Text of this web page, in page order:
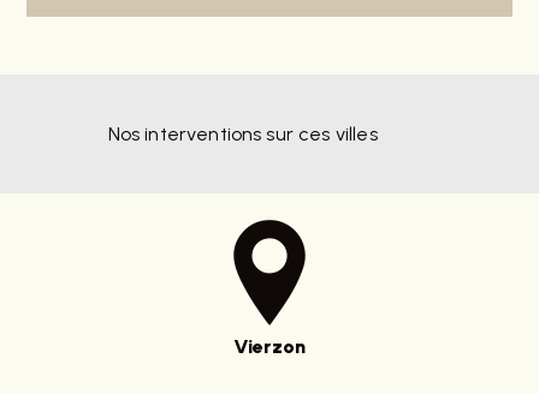
Nos interventions sur ces villes
Vierzon